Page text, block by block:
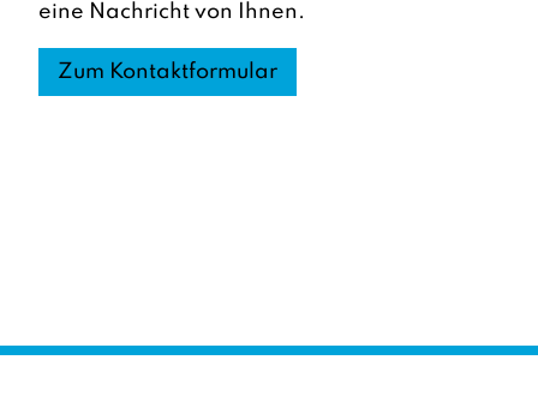
eine Nachricht von Ihnen.
Zum Kontaktformular